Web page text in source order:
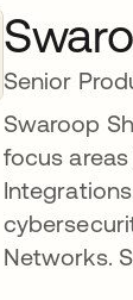
Senior
Swaroop
focus
Networks.